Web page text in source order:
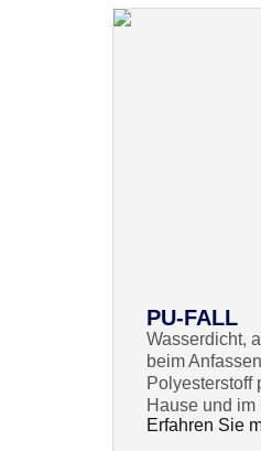
PU-FALL
Wasserdicht,
beim
Polyesterstoff
Hause und
Erfahren Sie